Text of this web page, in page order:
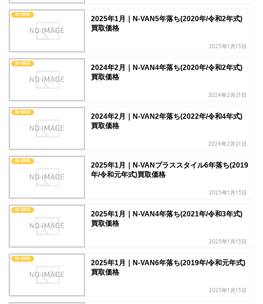
N-VAN
2025年1月｜N-VAN5年落ち(2020年/令和2年式)
買取価格
2025年1月13日
N-VAN
2024年2月｜N-VAN4年落ち(2020年/令和2年式)
買取価格
2024年2月21日
N-VAN
2024年2月｜N-VAN2年落ち(2022年/令和4年式)
買取価格
2024年2月21日
N-VAN
2025年1月｜N-VANプラススタイル6年落ち(2019
年/令和元年式)買取価格
2025年1月13日
N-VAN
2025年1月｜N-VAN4年落ち(2021年/令和3年式)
買取価格
2025年1月13日
N-VAN
2025年1月｜N-VAN6年落ち(2019年/令和元年式)
買取価格
2025年1月13日